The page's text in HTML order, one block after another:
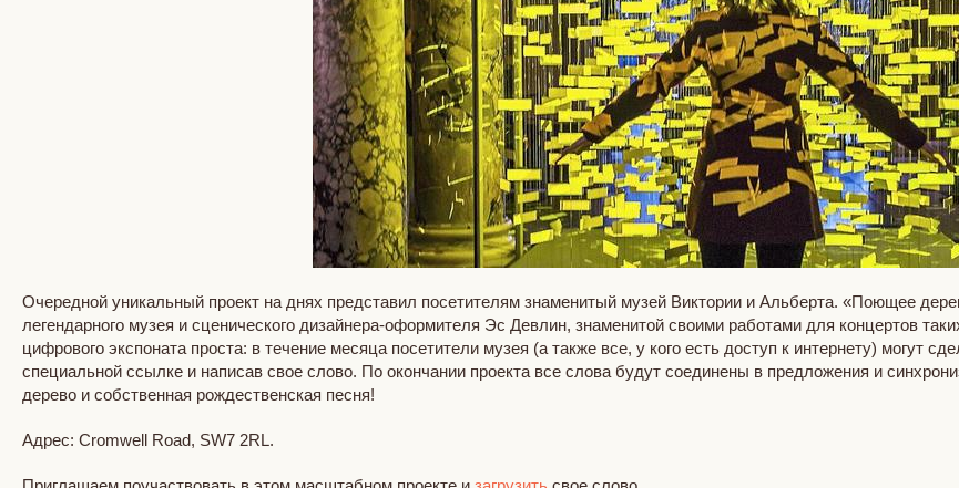
Очередной уникальный проект на днях представил посетителям знаменитый музей Виктории и Альберта. «Поющее
легендарного музея и сценического дизайнера-оформителя Эс Девлин, знаменитой своими работами для концертов
цифрового экспоната проста: в течение месяца посетители музея (а также все, у кого есть доступ к интернету) могут
специальной ссылке и написав свое слово. По окончании проекта все слова будут соединены в предложения и
дерево и собственная рождественская песня!
Адрес: Cromwell Road, SW7 2RL.